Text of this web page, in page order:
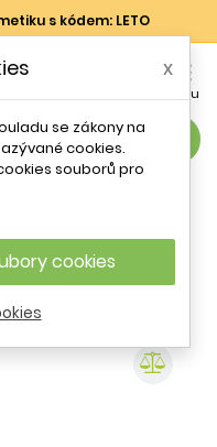
s kódem: LETO

Menu
search
Bobbi Brown -
x
se zákony na
cookies.
souborů pro
cookies